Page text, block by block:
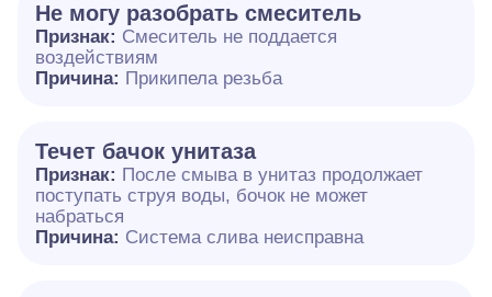
Не могу разобрать смеситель
Признак: Смеситель не поддается
воздействиям
Причина: Прикипела резьба
Течет бачок унитаза
Признак: После смыва в унитаз продолжает
поступать струя воды, бочок не может
набраться
Причина: Система слива неисправна